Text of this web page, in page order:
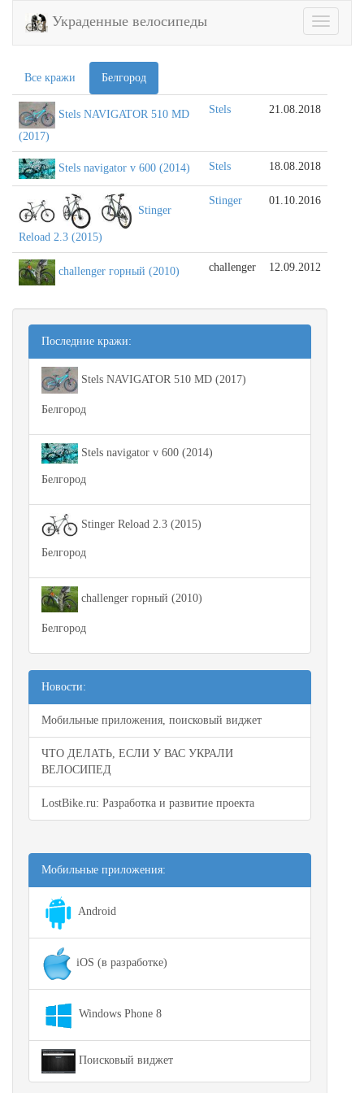
Toggle
Украденные велосипеды
Все кражи Белгород
Stels NAVIGATOR 510 MD
(2017)
Stels 21.08.2018
Stels navigator v 600 (2014) Stels 18.08.2018
Stinger
Reload 2.3 (2015)
Stinger 01.10.2016
challenger горный (2010) challenger 12.09.2012
Последние кражи:
Stels NAVIGATOR 510 MD (2017)
Белгород
Stels navigator v 600 (2014)
Белгород
Stinger Reload 2.3 (2015)
Белгород
challenger горный (2010)
Белгород
Новости:
Мобильные приложения, поисковый виджет
ЧТО ДЕЛАТЬ, ЕСЛИ У ВАС УКРАЛИ
ВЕЛОСИПЕД
LostBike.ru: Разработка и развитие проекта
Мобильные приложения:
Android
iOS (в разработке)
Windows Phone 8
Поисковый виджет